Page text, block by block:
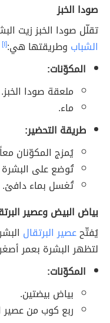
صودا الخبز
تقلّل صودا الخبز زيت
الشباب وطريقتها هي:[١]
المكوّنات:
ملعقة صودا الخبز.
ماء.
طريقة التحضير:
يُمزج المكوّنان
تُوضع على البشرة مدّة 5-
تُغسل بماء دافئ.
بياض البيض وعصير
يُفتّحعصير البرتقال
لتظهر البشرة بعمر
المكوّنات:
بياض بيضتين.
ربع كوب من عصير